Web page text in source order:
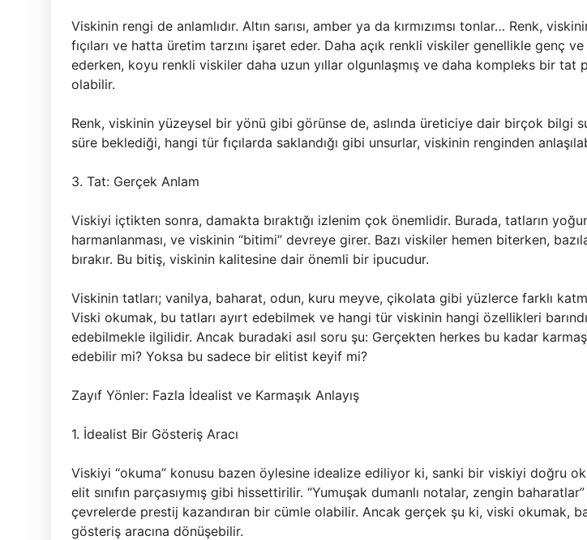
Viskinin rengi de anlamlıdır. Altın sarısı, amber ya da kırmızımsı tonlar… Renk,
fıçıları ve hatta üretim tarzını işaret eder. Daha açık renkli viskiler genellikle genç
ederken, koyu renkli viskiler daha uzun yıllar olgunlaşmış ve daha kompleks bir tat
olabilir.
Renk, viskinin yüzeysel bir yönü gibi görünse de, aslında üreticiye dair birçok bilgi
süre beklediği, hangi tür fıçılarda saklandığı gibi unsurlar, viskinin renginden
3. Tat: Gerçek Anlam
Viskiyi içtikten sonra, damakta bıraktığı izlenim çok önemlidir. Burada, tatların
harmanlanması, ve viskinin “bitimi” devreye girer. Bazı viskiler hemen biterken,
bırakır. Bu bitiş, viskinin kalitesine dair önemli bir ipucudur.
Viskinin tatları; vanilya, baharat, odun, kuru meyve, çikolata gibi yüzlerce farklı
Viski okumak, bu tatları ayırt edebilmek ve hangi tür viskinin hangi özellikleri
edebilmekle ilgilidir. Ancak buradaki asıl soru şu: Gerçekten herkes bu kadar
edebilir mi? Yoksa bu sadece bir elitist keyif mi?
Zayıf Yönler: Fazla İdealist ve Karmaşık Anlayış
1. İdealist Bir Gösteriş Aracı
Viskiyi “okuma” konusu bazen öylesine idealize ediliyor ki, sanki bir viskiyi doğru
elit sınıfın parçasıymış gibi hissettirilir. “Yumuşak dumanlı notalar, zengin
çevrelerde prestij kazandıran bir cümle olabilir. Ancak gerçek şu ki, viski okumak,
gösteriş aracına dönüşebilir.